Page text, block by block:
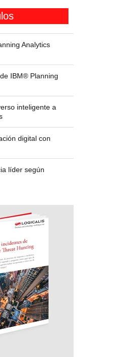
Analytics
IBM® Planning
inteligente a
digital con
líder según